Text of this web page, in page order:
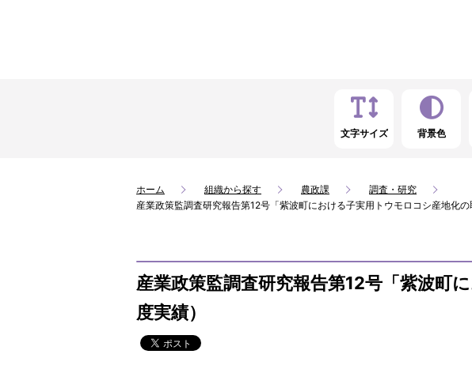
文字サイズ 背景色
ホーム 組織から探す 農政課
調査・研究
産業政策監調査研究報告第12号「紫波町における子実用トウモロコシ産地化の
産業政策監調査研究報告第12号「紫波町
度実績）